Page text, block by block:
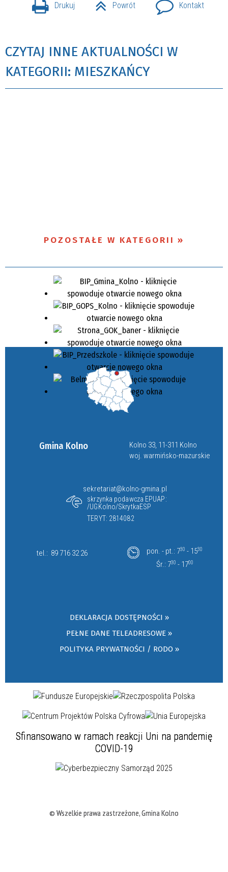
Drukuj Powrót Kontakt
CZYTAJ INNE AKTUALNOŚCI W
KATEGORII: MIESZKAŃCY
POZOSTAŁE W KATEGORII
Gmina Kolno
Kolno 33, 11-311 Kolno
woj. warmińsko-mazurskie
sekretariat@kolno-gmina.pl
skrzynka podawcza EPUAP:
/UGKolno/SkrytkaESP
TERYT: 2814082
tel.: 89 716 32 26 pon. - pt.: 730 - 1530
Śr.: 730 - 1700
DEKLARACJA DOSTĘPNOŚCI »
PEŁNE DANE TELEADRESOWE »
POLITYKA PRYWATNOŚCI / RODO »
Sfinansowano w ramach reakcji Uni na pandemię
COVID-19
© Wszelkie prawa zastrzeżone, Gmina Kolno